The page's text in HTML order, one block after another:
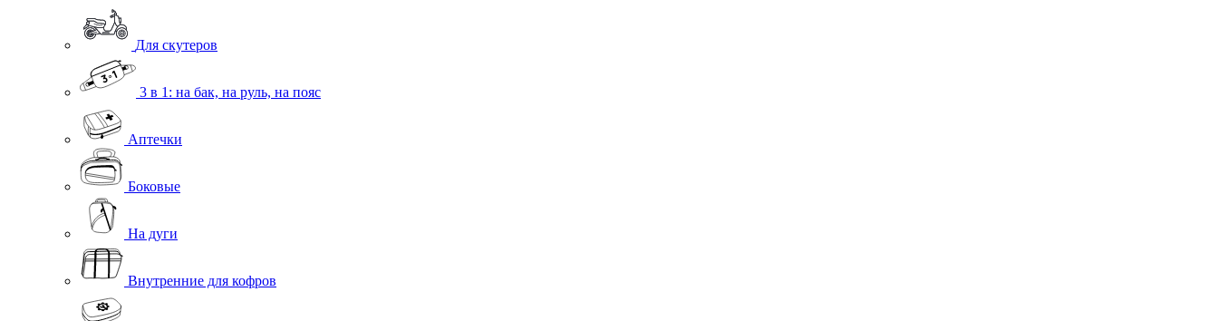
Для скутеров
3 в 1: на бак, на руль, на пояс
Аптечки
Боковые
На дуги
Внутренние для кофров